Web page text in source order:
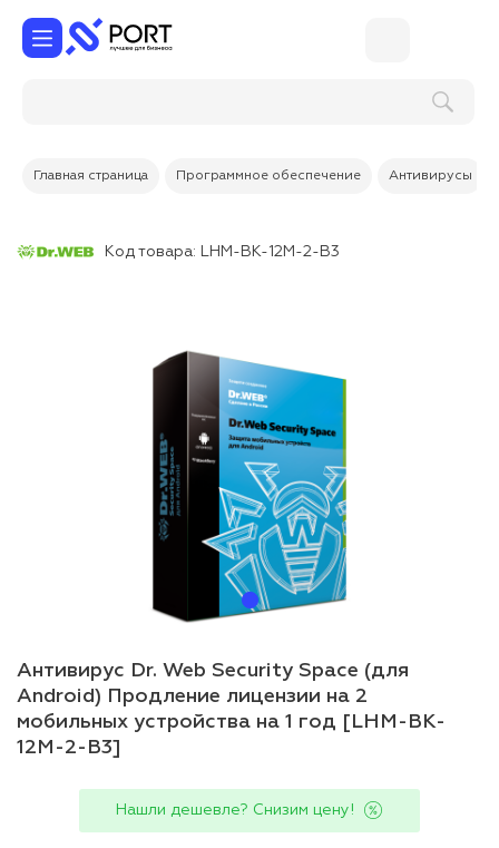
Главная страница Программное обеспечение Антивирусы
Код товара: LHM-BK-12M-2-B3
Антивирус Dr. Web Security Space (для
Android) Продление лицензии на 2
мобильных устройства на 1 год [LHM-BK-
12M-2-B3]
Нашли дешевле? Снизим цену!